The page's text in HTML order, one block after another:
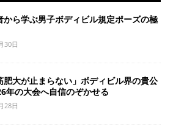
から学ぶ男子ボディビル規定ポーズの極
30日
肥大が止まらない」ボディビル界の貴公
年の大会へ自信のぞかせる
28日